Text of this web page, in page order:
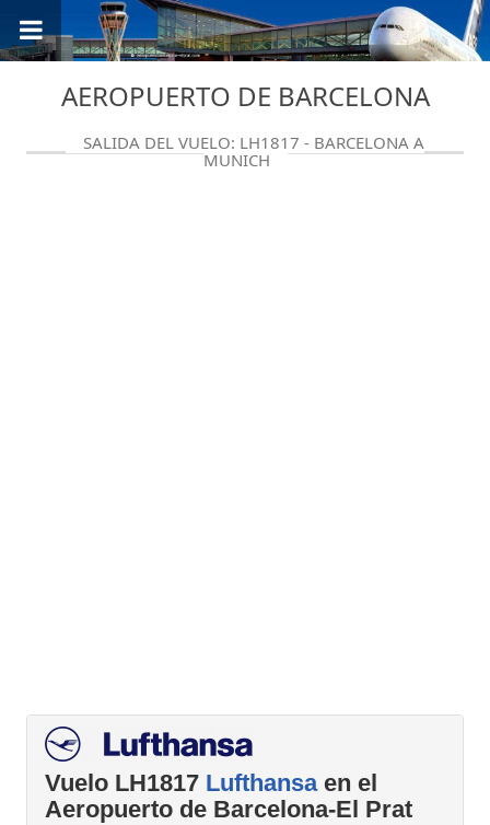
AEROPUERTO DE BARCELONA
SALIDA DEL VUELO: LH1817 - BARCELONA A
MUNICH
Vuelo LH1817 Lufthansaen el
Aeropuerto de Barcelona-El Prat